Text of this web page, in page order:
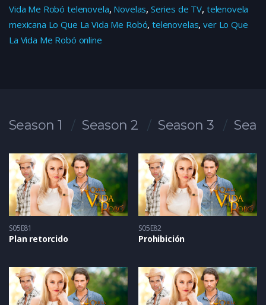
Vida Me Robó telenovela, Novelas, Series de TV, telenovela
mexicana Lo Que La Vida Me Robó,telenovelas,ver Lo Que
La Vida Me Robó online
Season 1 Season 2 Season 3
S05E81
Plan retorcido
S05E82
Prohibición